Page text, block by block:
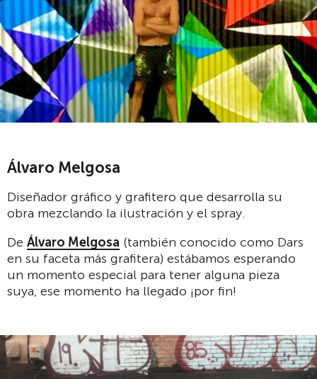
Álvaro Melgosa
Diseñador gráfico y grafitero que desarrolla su
obra mezclando la ilustración y el spray.
De Álvaro Melgosa (también conocido como Dars
en su faceta más grafitera) estábamos esperando
un momento especial para tener alguna pieza
suya, ese momento ha llegado ¡por fin!